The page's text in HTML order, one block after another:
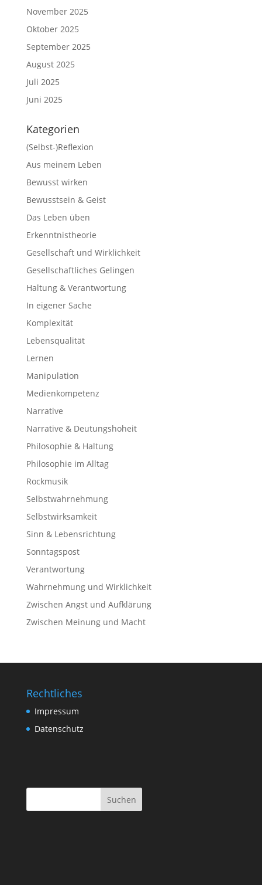
November 2025
Oktober 2025
September 2025
August 2025
Juli 2025
Juni 2025
Kategorien
(Selbst-)Reflexion
Aus meinem Leben
Bewusst wirken
Bewusstsein & Geist
Das Leben üben
Erkenntnistheorie
Gesellschaft und Wirklichkeit
Gesellschaftliches Gelingen
Haltung & Verantwortung
In eigener Sache
Komplexität
Lebensqualität
Lernen
Manipulation
Medienkompetenz
Narrative
Narrative & Deutungshoheit
Philosophie & Haltung
Philosophie im Alltag
Rockmusik
Selbstwahrnehmung
Selbstwirksamkeit
Sinn & Lebensrichtung
Sonntagspost
Verantwortung
Wahrnehmung und Wirklichkeit
Zwischen Angst und Aufklärung
Zwischen Meinung und Macht
Rechtliches
Impressum
Datenschutz